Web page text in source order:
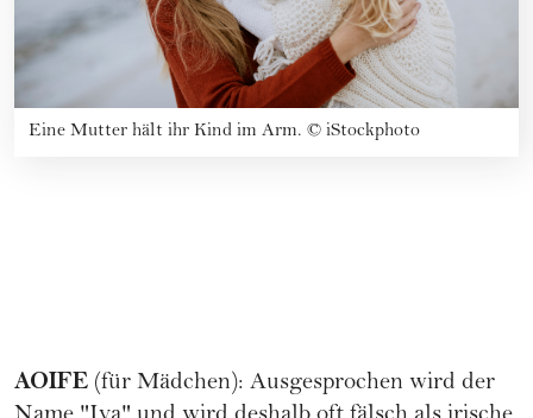
Eine Mutter hält ihr Kind im Arm. © iStockphoto
AOIFE (für Mädchen): Ausgesprochen wird der